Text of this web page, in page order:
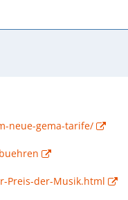
neue-gema-tarife/
Preis-der-Musik.html